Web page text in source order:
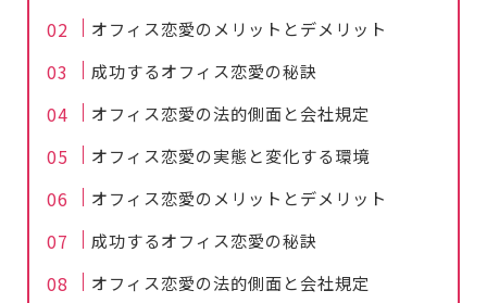
オフィス恋愛のメリットとデメリット
成功するオフィス恋愛の秘訣
オフィス恋愛の法的側面と会社規定
オフィス恋愛の実態と変化する環境
オフィス恋愛のメリットとデメリット
成功するオフィス恋愛の秘訣
オフィス恋愛の法的側面と会社規定